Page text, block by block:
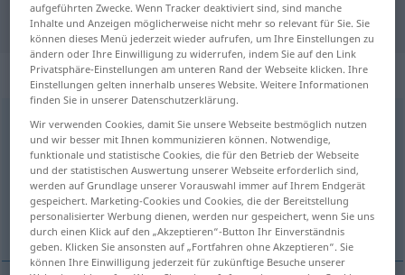
"oscillation" Deutsch Übersetzung
„oscillation“: féminin
oscillation [ɔsilasjõ]f
Übersicht aller Übersetzungen
(Für mehr Details die Übersetzung anklicken/antippen)
Schwingung Schwankung
aufgeführten Zwecke. Wenn Tracker deaktiviert sind, sind manche
Inhalte und Anzeigen möglicherweise nicht mehr so relevant für Sie. Sie
können dieses Menü jederzeit wieder aufrufen, um Ihre Einstellungen zu
ändern oder Ihre Einwilligung zu widerrufen, indem Sie auf den Link
Privatsphäre-Einstellungen am unteren Rand der Webseite klicken. Ihre
Einstellungen gelten innerhalb unseres Website. Weitere Informationen
finden Sie in unserer Datenschutzerklärung.
Wir verwenden Cookies, damit Sie unsere Webseite bestmöglich nutzen
und wir besser mit Ihnen kommunizieren können. Notwendige,
funktionale und statistische Cookies, die für den Betrieb der Webseite
und der statistischen Auswertung unserer Webseite erforderlich sind,
werden auf Grundlage unserer Vorauswahl immer auf Ihrem Endgerät
gespeichert. Marketing-Cookies und Cookies, die der Bereitstellung
personalisierter Werbung dienen, werden nur gespeichert, wenn Sie uns
durch einen Klick auf den „Akzeptieren“-Button Ihr Einverständnis
geben. Klicken Sie ansonsten auf „Fortfahren ohne Akzeptieren“. Sie
können Ihre Einwilligung jederzeit für zukünftige Besuche unserer